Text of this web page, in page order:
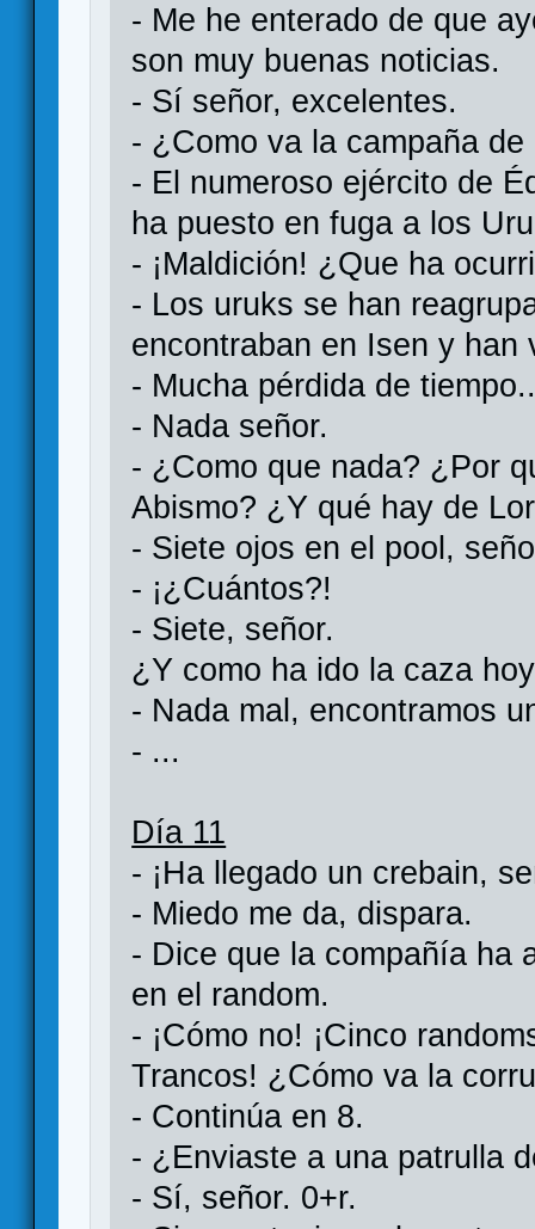
- Me he enterado de que
son muy buenas noticias.
- Sí señor, excelentes.
- ¿Como va la campaña de
- El numeroso ejército de
ha puesto en fuga a los
- ¡Maldición! ¿Que ha
- Los uruks se han
encontraban en Isen y han
- Mucha pérdida de
- Nada señor.
- ¿Como que nada? ¿Por
Abismo? ¿Y qué hay de
- Siete ojos en el pool,
- ¡¿Cuántos?!
- Siete, señor.
¿Y como ha ido la caza
- Nada mal, encontramos
- ...
Día 11
- ¡Ha llegado un crebain,
- Miedo me da, dispara.
- Dice que la compañía ha
en el random.
- ¡Cómo no! ¡Cinco
Trancos! ¿Cómo va la
- Continúa en 8.
- ¿Enviaste a una patrulla
- Sí, señor. 0+r.